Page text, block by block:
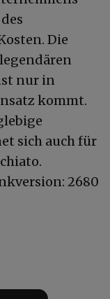
Die
nur in
kommt.
sich auch für
2680